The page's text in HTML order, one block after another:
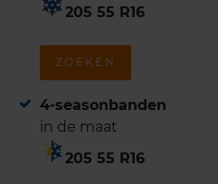
205 55 R16
ZOEKEN
4-seasonbanden
in de maat
205 55 R16